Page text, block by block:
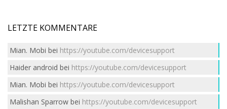
LETZTE KOMMENTARE
Mian. Mobi bei https://youtube.com/devicesupport
Haider android bei https://youtube.com/devicesupport
Mian. Mobi bei https://youtube.com/devicesupport
Malishan Sparrowbei https://youtube.com/devicesupport